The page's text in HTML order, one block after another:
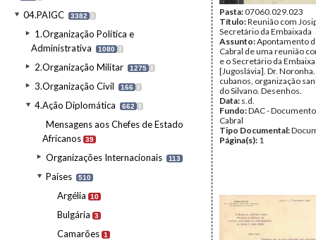
04.PAIGC 3382 I
1.Organização Política e
Administrativa
1080 I
2.Organização Militar 1275 I
3.Organização Civil 166 I
4.Ação Diplomática 662 I
Mensagens aos Chefes de Estado
Africanos 39
Organizações Internacionais 113
Países 510
Argélia 10
Bulgária 3
Camarões 1
Pasta:07060.029.023
Título:Reunião com
Secretário da Embaixada
Assunto:Apontamento
Cabral de uma reunião
e o Secretário da
[Jugoslávia]. Dr.
cubanos, organização
do Silvano. Desenhos.
Data: s.d.
Fundo:DAC -
Cabral
Tipo Documental:
Página(s): 1